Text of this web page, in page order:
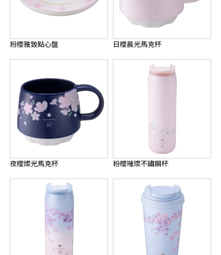
粉櫻雅致點心盤 日櫻晨光馬克杯
夜櫻燦光馬克杯 粉櫻璀璨不鏽鋼杯